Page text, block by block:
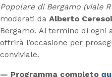
Popolare di Bergamo (viale
moderati da Alberto
Bergamo. Al termine di ogni
offrirà l’occasione per
conviviale.
— Programma completo